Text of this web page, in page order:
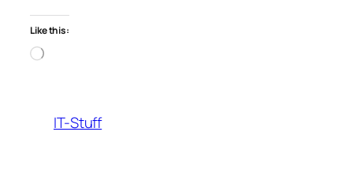
Like this:
Loading…
IT-Stuff